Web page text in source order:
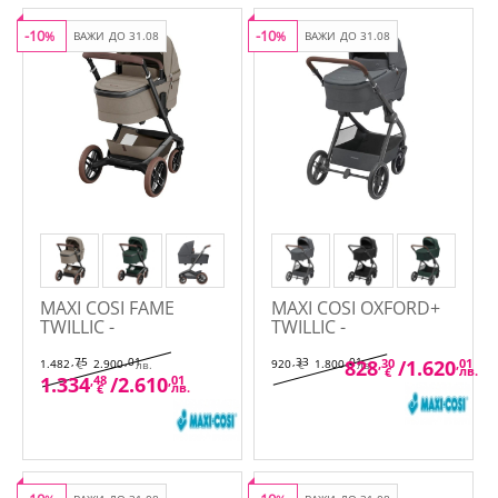
ВАЖИ ДО 31.08
-10%
MAXI COSI FAME
TWILLIC -
количка 2в1
1.482,75
€ 2.900,01лв.
1.334,48
€ /2.610,01
лв.
ВАЖИ ДО 31.08
-10%
MAXI COSI OXFORD+
TWILLIC -
количка 2в1
920,33
€ 1.800,01лв.
828,30
€ /1.620,01
лв.